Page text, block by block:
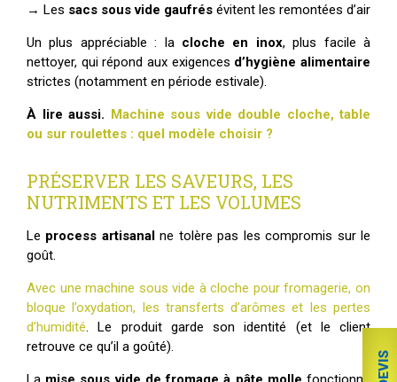
→ Les sacs sous vide gaufrés évitent les remontées d’air
Un plus appréciable : la cloche en inox, plus facile à
nettoyer, qui répond aux exigences d’hygiène alimentaire
strictes (notamment en période estivale).
À lire aussi. Machine sous vide double cloche, table
ou sur roulettes : quel modèle choisir ?
PRÉSERVER LES SAVEURS, LES
NUTRIMENTS ET LES VOLUMES
Le process artisanalne tolère pas les compromis sur le
goût.
Avec une machine sous vide à cloche pour fromagerie, on
bloque l’oxydation, les transferts d’arômes et les pertes
d’humidité . Le produit garde son identité (et le client
retrouve ce qu’il a goûté).